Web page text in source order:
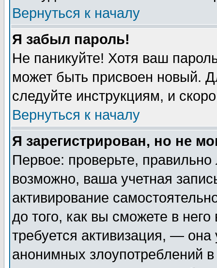
Вернуться к началу
Я забыл пароль!
Не паникуйте! Хотя ваш
может быть присвоен новый.
следуйте инструкциям, и
Вернуться к началу
Я зарегистрирован, но не
Первое: проверьте,
возможно, ваша учетная
активирование
до того, как вы сможете в
требуется активизация, —
анонимных злоупотреблений